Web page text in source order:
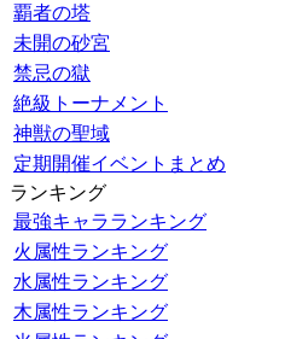
覇者の塔
未開の砂宮
禁忌の獄
絶級トーナメント
神獣の聖域
定期開催イベントまとめ
ランキング
最強キャラランキング
火属性ランキング
水属性ランキング
木属性ランキング